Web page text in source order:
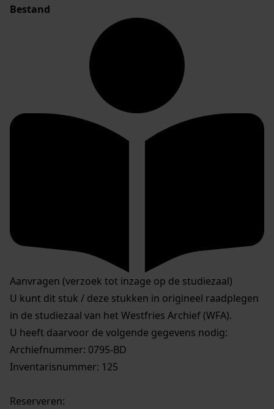
Bestand
Aanvragen (verzoek tot inzage op de studiezaal)
U kunt dit stuk / deze stukken in origineel raadplegen
in de studiezaal van het Westfries Archief (WFA).
U heeft daarvoor de volgende gegevens nodig:
Archiefnummer: 0795-BD
Inventarisnummer: 125
Reserveren: